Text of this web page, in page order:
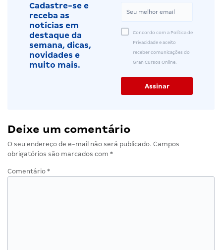
Cadastre-se e
receba as
notícias em
destaque da
semana, dicas,
novidades e
muito mais.
Concordo com a Política de
Privacidade e aceito
receber comunicações do
Gran Cursos Online.
Deixe um comentário
O seu endereço de e-mail não será publicado. Campos
obrigatórios são marcados com *
Comentário *